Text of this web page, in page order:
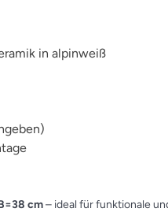
in alpinweiß
cm– ideal für funktionale